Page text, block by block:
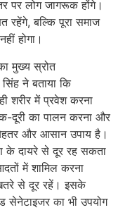
पर लोग जागरूक होंगे।
रहेंगे, बल्कि पूरा समाज
होगा।
मुख्य स्रोत
ने बताया कि
में प्रवेश करना
दूरी का पालन करना और
और आसान उपाय है।
के दायरे से दूर रह सकता
में शामिल करना
से दूर रहें। इसके
सेनेटाइजर का भी उपयोग